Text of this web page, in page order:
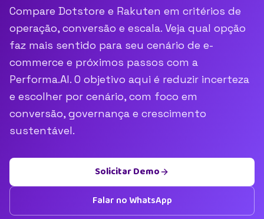
Compare Dotstore e Rakuten em critérios de
operação, conversão e escala. Veja qual opção
faz mais sentido para seu cenário de e-
commerce e próximos passos com a
Performa.AI. O objetivo aqui é reduzir incerteza
e escolher por cenário, com foco em
conversão, governança e crescimento
sustentável.
Solicitar Demo
Falar no WhatsApp